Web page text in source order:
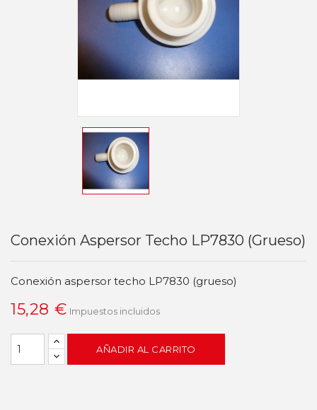
Conexión Aspersor Techo LP7830 (grueso)
Conexión aspersor techo LP7830 (grueso)
15,28 € Impuestos incluidos
AÑADIR AL CARRITO